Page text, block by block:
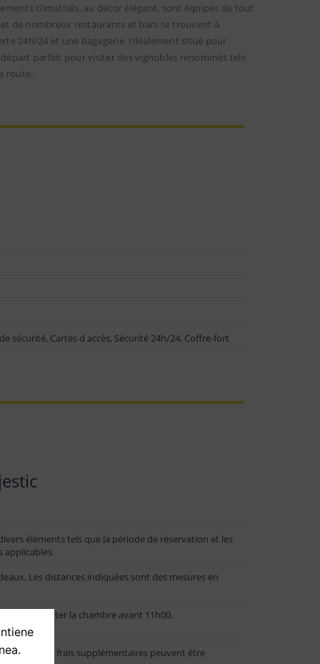
climatisés, au décor élégant, sont équipés de tout
de nombreux restaurants et bars se trouvent à
24h/24 et une bagagerie. Idéalement situé pour
parfait pour visiter des vignobles renommés tels
route.
sécurité, Cartes d accès, Sécurité 24h/24, Coffre-fort
éléments tels que la période de réservation et les
applicables.
Les distances indiquées sont des mesures en
doivent quitter la chambre avant 11h00.
des frais supplémentaires peuvent être